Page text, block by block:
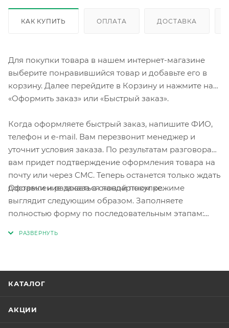
КАК КУПИТЬ ОПЛАТА ДОСТАВКА
Для покупки товара в нашем интернет-магазине
выберите понравившийся товар и добавьте его в
корзину. Далее перейдите в Корзину и нажмите на
«Оформить заказ» или «Быстрый заказ».
Когда оформляете быстрый заказ, напишите ФИО,
телефон и e-mail. Вам перезвонит менеджер и
уточнит условия заказа. По результатам разговора
вам придет подтверждение оформления товара на
почту или через СМС. Теперь останется только ждать
доставки и радоваться новой покупке.
Оформление заказа в стандартном режиме
выглядит следующим образом. Заполняете
полностью форму по последовательным этапам:
КАТАЛОГ
АКЦИИ